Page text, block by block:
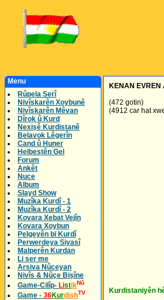
Menu
Rûpela Serî
Nivîskarên Xoybunê
Nivîskarên Mêvan
Dîrok û Kurd
Nexişê Kurdistanê
Belavok Lêgerîn
Cand û Huner
Helbestên Gel
Forum
Ankêt
Nuce
Album
Slayd Show
Muzîka Kurdî - 1
Muzîka Kurdî - 2
Kovara Xebat Vejîn
Kovara Xoybun
Pelgeyên bi Kurdî
Perwerdeya Siyasî
Malperên Kurdan
Li ser me
Arsiva Nûceyan
Nivîs & Nûçe Bişîne
Game-Cilîp- ListikNû
Game - 36KurdishTV
KENAN EVREN
(472 gotin)
(4912 car hat
Kurdistaniyên